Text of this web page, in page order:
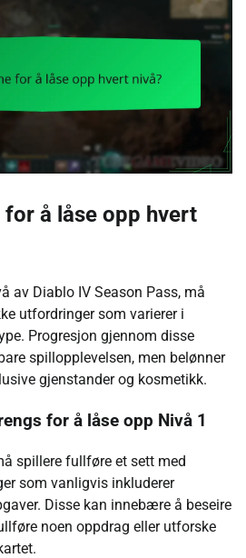
for å låse opp hvert
av Diablo IV Season Pass, må
utfordringer som varierer i
Progresjon gjennom disse
spillopplevelsen, men belønner
gjenstander og kosmetikk.
for å låse opp Nivå 1
spillere fullføre et sett med
som vanligvis inkluderer
Disse kan innebære å beseire
noen oppdrag eller utforske